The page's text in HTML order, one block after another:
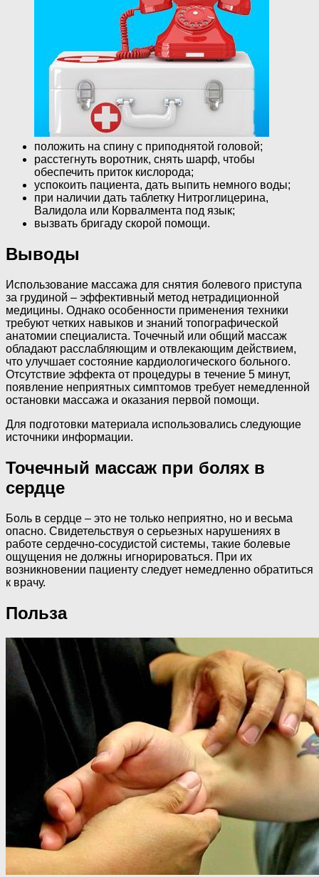
положить на спину с приподнятой головой;
расстегнуть воротник, снять шарф, чтобы
обеспечить приток кислорода;
успокоить пациента, дать выпить немного воды;
при наличии дать таблетку Нитроглицерина,
Валидола или Корвалмента под язык;
вызвать бригаду скорой помощи.
Выводы
Использование массажа для снятия болевого приступа
за грудиной – эффективный метод нетрадиционной
медицины. Однако особенности применения техники
требуют четких навыков и знаний топографической
анатомии специалиста. Точечный или общий массаж
обладают расслабляющим и отвлекающим действием,
что улучшает состояние кардиологического больного.
Отсутствие эффекта от процедуры в течение 5 минут,
появление неприятных симптомов требует немедленной
остановки массажа и оказания первой помощи.
Для подготовки материала использовались следующие
источники информации.
Точечный массаж при болях в
сердце
Боль в сердце – это не только неприятно, но и весьма
опасно. Свидетельствуя о серьезных нарушениях в
работе сердечно-сосудистой системы, такие болевые
ощущения не должны игнорироваться. При их
возникновении пациенту следует немедленно обратиться
к врачу.
Польза